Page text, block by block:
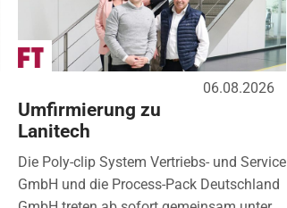
06.08.2026
Umfirmierung zu
Lanitech
Die Poly-clip System Vertriebs- und Service
GmbH und die Process-Pack Deutschland